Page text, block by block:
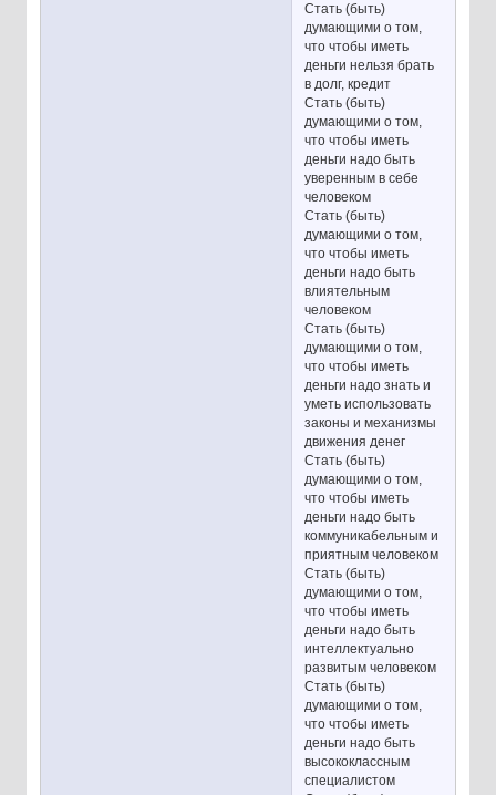
Стать (быть)
думающими о том,
что чтобы иметь
деньги нельзя брать
в долг, кредит
Стать (быть)
думающими о том,
что чтобы иметь
деньги надо быть
уверенным в себе
человеком
Стать (быть)
думающими о том,
что чтобы иметь
деньги надо быть
влиятельным
человеком
Стать (быть)
думающими о том,
что чтобы иметь
деньги надо знать и
уметь использовать
законы и механизмы
движения денег
Стать (быть)
думающими о том,
что чтобы иметь
деньги надо быть
коммуникабельным и
приятным человеком
Стать (быть)
думающими о том,
что чтобы иметь
деньги надо быть
интеллектуально
развитым человеком
Стать (быть)
думающими о том,
что чтобы иметь
деньги надо быть
высококлассным
специалистом